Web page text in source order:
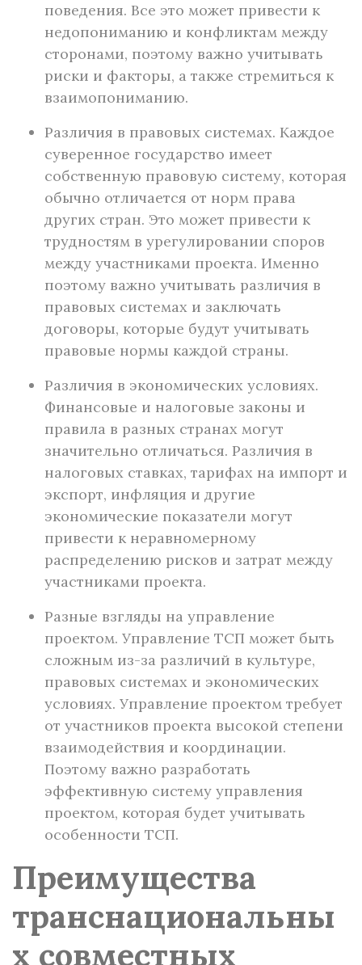
поведения. Все это может привести к
недопониманию и конфликтам между
сторонами, поэтому важно учитывать
риски и факторы, а также стремиться к
взаимопониманию.
Различия в правовых системах. Каждое
суверенное государство имеет
собственную правовую систему, которая
обычно отличается от норм права
других стран. Это может привести к
трудностям в урегулировании споров
между участниками проекта. Именно
поэтому важно учитывать различия в
правовых системах и заключать
договоры, которые будут учитывать
правовые нормы каждой страны.
Различия в экономических условиях.
Финансовые и налоговые законы и
правила в разных странах могут
значительно отличаться. Различия в
налоговых ставках, тарифах на импорт и
экспорт, инфляция и другие
экономические показатели могут
привести к неравномерному
распределению рисков и затрат между
участниками проекта.
Разные взгляды на управление
проектом. Управление ТСП может быть
сложным из-за различий в культуре,
правовых системах и экономических
условиях. Управление проектом требует
от участников проекта высокой степени
взаимодействия и координации.
Поэтому важно разработать
эффективную систему управления
проектом, которая будет учитывать
особенности ТСП.
Преимущества
транснациональны
х совместных